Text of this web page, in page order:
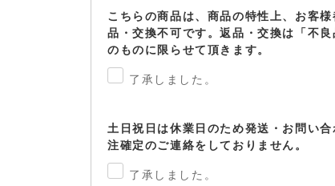
こちらの商品は、商品の特性上、お客
品・交換不可です。返品・交換は「不良
のものに限らせて頂きます。
了承しました。
土日祝日は休業日のため発送・お問い
注確定のご連絡をしておりません。
了承しました。